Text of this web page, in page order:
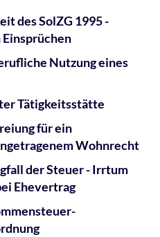
des SolZG 1995 -
Nutzung eines
Tätigkeitsstätte
für ein
Wohnrecht
der Steuer - Irrtum
Ehevertrag